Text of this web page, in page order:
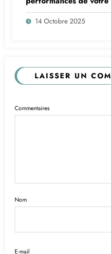
14 Octobre 2025
LAISSER UN
Commentaires
Nom
E-mail